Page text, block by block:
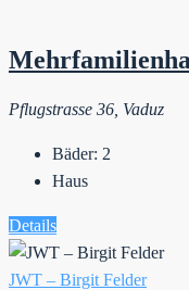
Pflugstrasse 36, Vaduz
Bäder: 2
Haus
Details
JWT – Birgit Felder